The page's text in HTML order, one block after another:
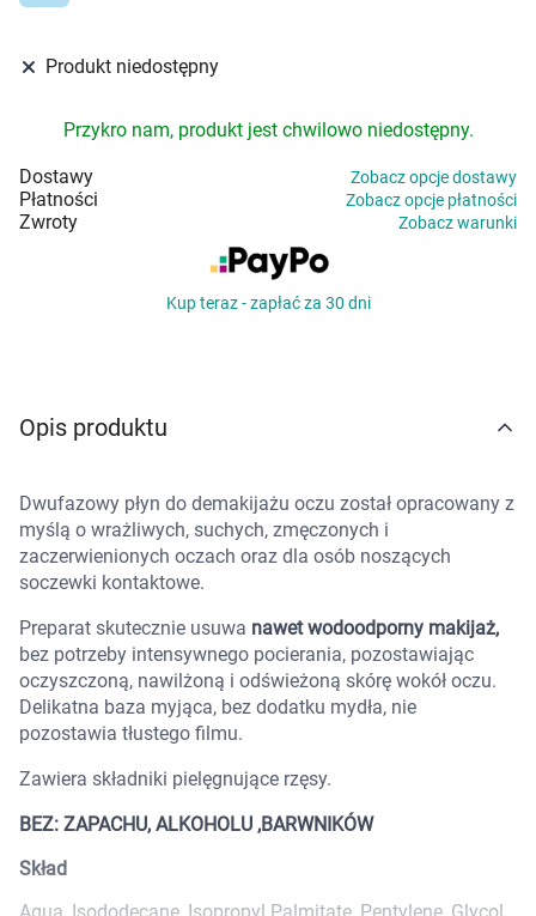
Sprzęt medyczny
Produkt niedostępny
Przykro nam, produkt jest chwilowo niedostępny.
Dostawy Zobacz opcje dostawy
Płatności Zobacz opcje płatności
Zwroty Zobacz warunki
Kup teraz - zapłać za 30 dni
Opis produktu
Dwufazowy płyn do demakijażu oczu został opracowany z
myślą o wrażliwych, suchych, zmęczonych i
zaczerwienionych oczach oraz dla osób noszących
soczewki kontaktowe.
Preparat skutecznie usuwa nawet wodoodporny makijaż,
bez potrzeby intensywnego pocierania, pozostawiając
oczyszczoną, nawilżoną i odświeżoną skórę wokół oczu.
Delikatna baza myjąca, bez dodatku mydła, nie
pozostawia tłustego filmu.
Zawiera składniki pielęgnujące rzęsy.
BEZ: ZAPACHU, ALKOHOLU ,BARWNIKÓW
Skład